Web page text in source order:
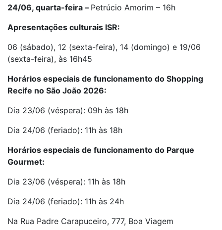
24/06, quarta-feira – Petrúcio Amorim – 16h
Apresentações culturais ISR:
06 (sábado), 12 (sexta-feira), 14 (domingo) e 19/06
(sexta-feira), às 16h45
Horários especiais de funcionamento do Shopping
Recife no São João 2026:
Dia 23/06 (véspera): 09h às 18h
Dia 24/06 (feriado): 11h às 18h
Horários especiais de funcionamento do Parque
Gourmet:
Dia 23/06 (véspera): 11h às 18h
Dia 24/06 (feriado): 11h às 24h
Na Rua Padre Carapuceiro, 777, Boa Viagem